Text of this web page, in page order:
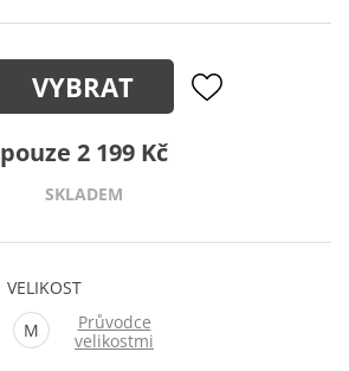
VYBRAT
pouze 2 199 Kč
SKLADEM
VELIKOST
M
Průvodce
velikostmi